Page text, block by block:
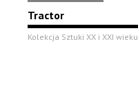
Tractor
Kolekcja Sztuki XX i XXI wieku